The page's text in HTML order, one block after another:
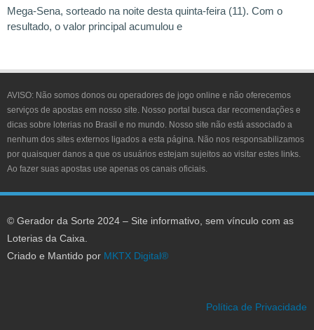
Mega-Sena, sorteado na noite desta quinta-feira (11). Com o
resultado, o valor principal acumulou e
AVISO: Não somos donos ou operadores de jogo online e não oferecemos
serviços de apostas em nosso site. Nosso portal busca dar recomendações e
dicas sobre loterias no Brasil e no mundo. Nosso site não está associado a
nenhum dos sites externos ligados a esta página. Não nos responsabilizamos
por quaisquer danos a que os usuários estejam sujeitos ao visitar estes links.
Ao fazer suas apostas use apenas os canais oficiais.
© Gerador da Sorte 2024 – Site informativo, sem vínculo com as
Loterias da Caixa.
Criado e Mantido por MKTX Digital®
Política de Privacidade